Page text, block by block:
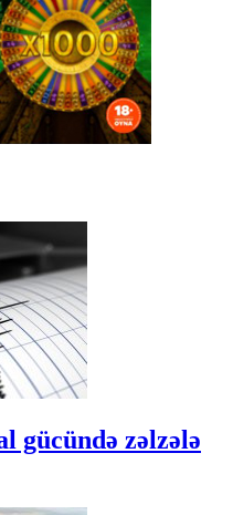
gücündə zəlzələ